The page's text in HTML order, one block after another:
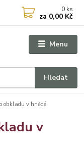
Menu
Hledat
0 ks
za 0,00 Kč
obkladu v hnědé
v